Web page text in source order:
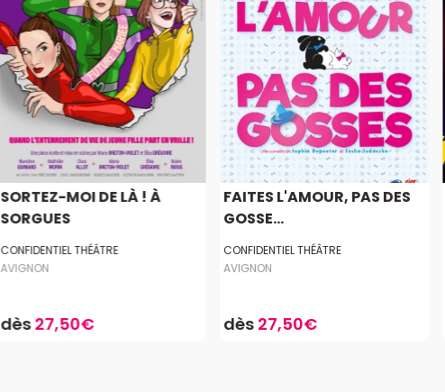
SORTEZ-MOI DE LÀ ! À
SORGUES
CONFIDENTIEL THÉÂTRE
AVIGNON
dès27,50€
FAITES L'AMOUR, PAS DES
GOSSE...
CONFIDENTIEL THÉÂTRE
AVIGNON
dès 27,50€